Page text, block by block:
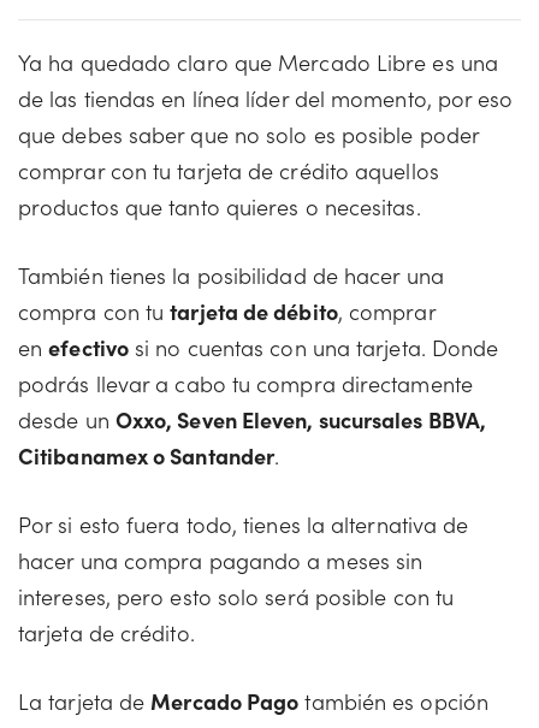
Ya ha quedado claro que Mercado Libre es una
de las tiendas en línea líder del momento, por eso
que debes saber que no solo es posible poder
comprar con tu tarjeta de crédito aquellos
productos que tanto quieres o necesitas.
También tienes la posibilidad de hacer una
compra con tutarjeta de débito, comprar
enefectivo si no cuentas con una tarjeta. Donde
podrás llevar a cabo tu compra directamente
desde un Oxxo, Seven Eleven, sucursales BBVA,
Citibanamex o Santander.
Por si esto fuera todo, tienes la alternativa de
hacer una compra pagando a meses sin
intereses, pero esto solo será posible con tu
tarjeta de crédito.
La tarjeta de Mercado Pago también es opción